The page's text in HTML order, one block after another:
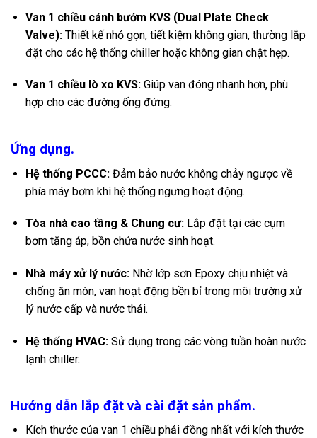
Van 1 chiều cánh bướm KVS (Dual Plate Check
Valve):Thiết kế nhỏ gọn, tiết kiệm không gian, thường lắp
đặt cho các hệ thống chiller hoặc không gian chật hẹp.
Van 1 chiều lò xo KVS:Giúp van đóng nhanh hơn, phù
hợp cho các đường ống đứng.
Ứng dụng.
Hệ thống PCCC:Đảm bảo nước không chảy ngược về
phía máy bơm khi hệ thống ngưng hoạt động.
Tòa nhà cao tầng & Chung cư:Lắp đặt tại các cụm
bơm tăng áp, bồn chứa nước sinh hoạt.
Nhà máy xử lý nước:Nhờ lớp sơn Epoxy chịu nhiệt và
chống ăn mòn, van hoạt động bền bỉ trong môi trường xử
lý nước cấp và nước thải.
Hệ thống HVAC:Sử dụng trong các vòng tuần hoàn nước
lạnh chiller.
Hướng dẫn lắp đặt và cài đặt sản phẩm.
Kích thước của van 1 chiều phải đồng nhất với kích thước